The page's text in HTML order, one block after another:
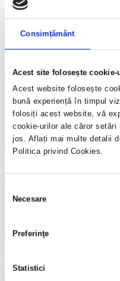
Consimțământ
Acest site folosește cookie-
Acest website folosește
bună experiență în timpul
folosiți acest website, vă
cookie-urilor ale căror
jos. Aflați mai multe detalii
Politica privind Cookies.
consimțământului
Necesare
Preferinţe
Statistici
Crează cont
Cursuri și
internaționale​
Accesează
Informații utile​
Diplome CND